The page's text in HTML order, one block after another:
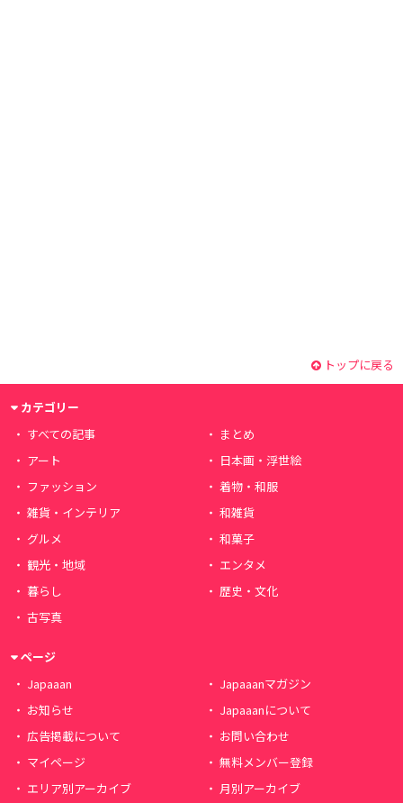
トップに戻る
カテゴリー
すべての記事
まとめ
アート
日本画・浮世絵
ファッション
着物・和服
雑貨・インテリア
和雑貨
グルメ
和菓子
観光・地域
エンタメ
暮らし
歴史・文化
古写真
ページ
Japaaan
Japaaanマガジン
お知らせ
Japaaanについて
広告掲載について
お問い合わせ
マイページ
無料メンバー登録
エリア別アーカイブ
月別アーカイブ